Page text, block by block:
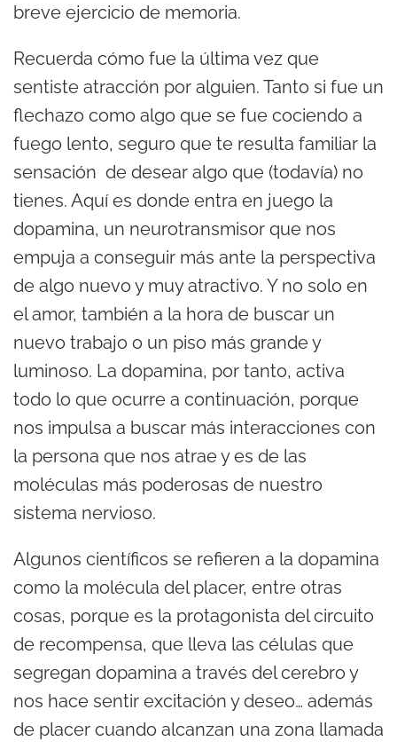
breve ejercicio de memoria.
Recuerda cómo fue la última vez que
sentiste atracción por alguien. Tanto si fue un
flechazo como algo que se fue cociendo a
fuego lento, seguro que te resulta familiar la
sensación de desear algo que (todavía) no
tienes. Aquí es donde entra en juego la
dopamina, un neurotransmisor que nos
empuja a conseguir más ante la perspectiva
de algo nuevo y muy atractivo. Y no solo en
el amor, también a la hora de buscar un
nuevo trabajo o un piso más grande y
luminoso. La dopamina, por tanto, activa
todo lo que ocurre a continuación, porque
nos impulsa a buscar más interacciones con
la persona que nos atrae y es de las
moléculas más poderosas de nuestro
sistema nervioso.
Algunos científicos se refieren a la dopamina
como la molécula del placer, entre otras
cosas, porque es la protagonista del circuito
de recompensa, que lleva las células que
segregan dopamina a través del cerebro y
nos hace sentir excitación y deseo… además
de placer cuando alcanzan una zona llamada